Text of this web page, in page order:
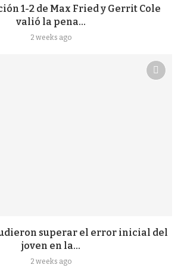
1-2 de Max Fried y Gerrit Cole
valió la pena...
2 weeks ago
superar el error inicial del
joven en la...
2 weeks ago